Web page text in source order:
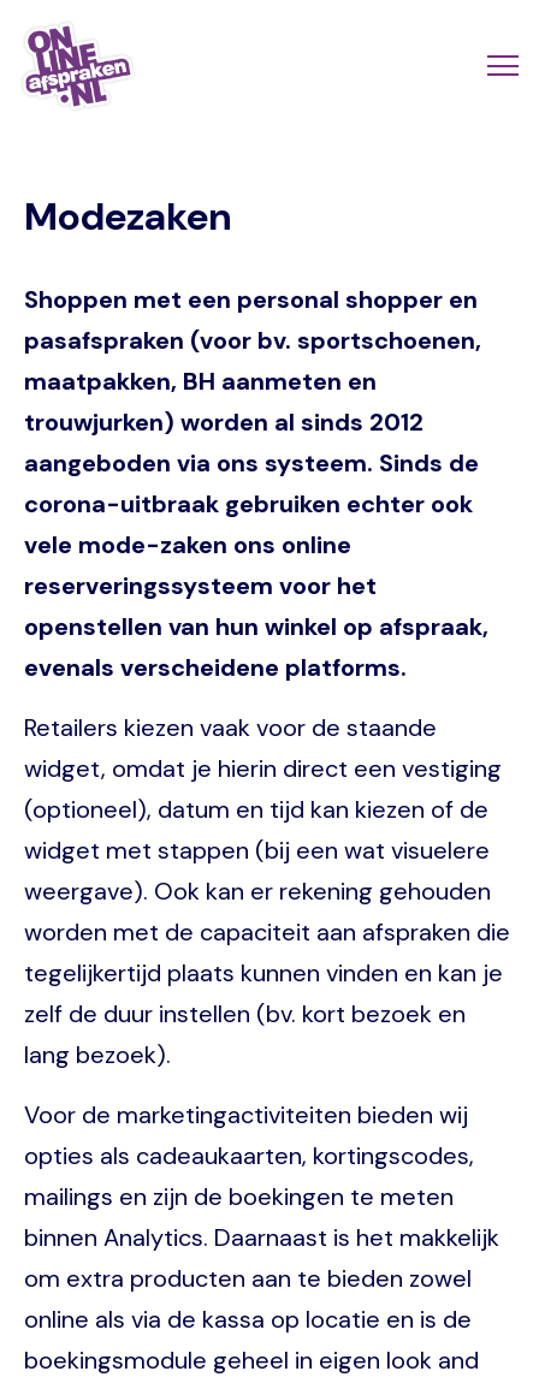
Naar
hoofdinhoud
Modezaken
Shoppen met een personal shopper en
pasafspraken (voor bv. sportschoenen,
maatpakken, BH aanmeten en
trouwjurken) worden al sinds 2012
aangeboden via ons systeem. Sinds de
corona-uitbraak gebruiken echter ook
vele mode-zaken ons online
reserveringssysteem voor het
openstellen van hun winkel op afspraak,
evenals verscheidene platforms.
Retailers kiezen vaak voor de staande
widget, omdat je hierin direct een vestiging
(optioneel), datum en tijd kan kiezen of de
widget met stappen (bij een wat visuelere
weergave). Ook kan er rekening gehouden
worden met de capaciteit aan afspraken die
tegelijkertijd plaats kunnen vinden en kan je
zelf de duur instellen (bv. kort bezoek en
lang bezoek).
Voor de marketingactiviteiten bieden wij
opties als cadeaukaarten, kortingscodes,
mailings en zijn de boekingen te meten
binnen Analytics. Daarnaast is het makkelijk
om extra producten aan te bieden zowel
online als via de kassa op locatie en is de
boekingsmodule geheel in eigen look and